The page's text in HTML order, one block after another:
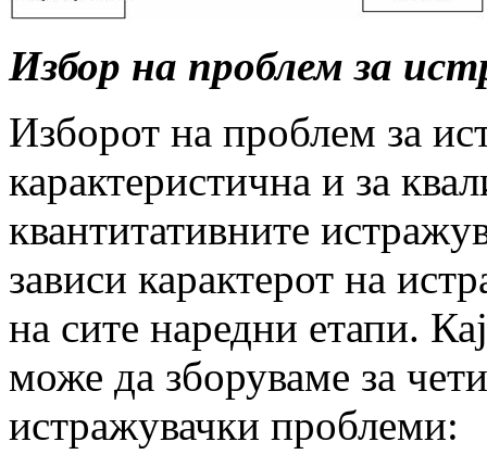
Избор на проблем за
Изборот на проблем за
карактеристична и за
квантитативните
зависи карактерот на
на сите наредни етапи.
може да зборуваме за
истражувачки проблеми: